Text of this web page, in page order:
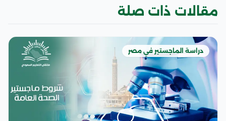
مقالات ذات صلة
دراسة الماجستير في مصر